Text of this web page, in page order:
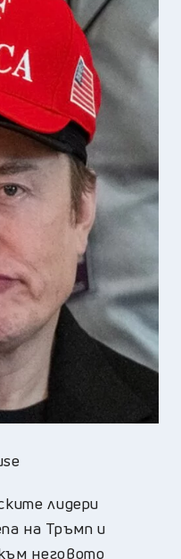
лидери
на Тръмп и
неговото